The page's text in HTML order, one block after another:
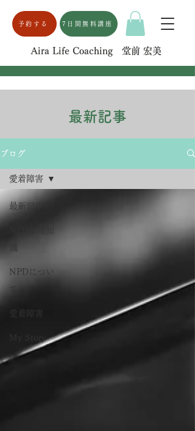
予約する
Aira Life Coaching 堂前 宏美
7日間無料講座
最新記事
ブログ
最新記事
NPDについ
愛着障害
My Story
愛着障害